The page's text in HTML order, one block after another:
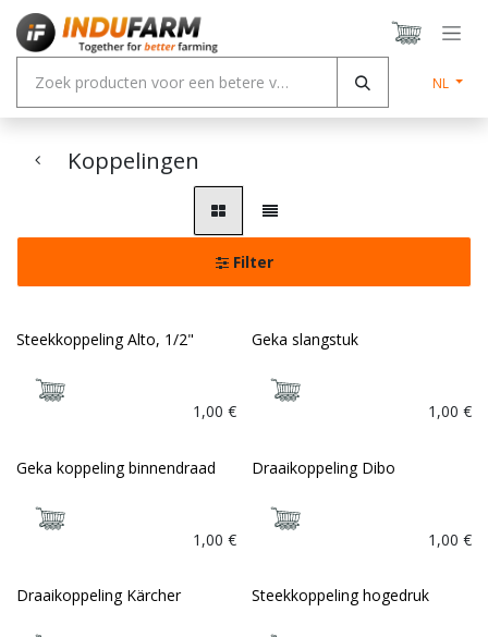
Overslaan naar inhoud
NL
Koppelingen
Filter
Steekkoppeling Alto, 1/2"
1,00 €
Geka slangstuk
1,00 €
Geka koppeling binnendraad
1,00 €
Draaikoppeling Dibo
1,00 €
Draaikoppeling Kärcher Steekkoppeling hogedruk